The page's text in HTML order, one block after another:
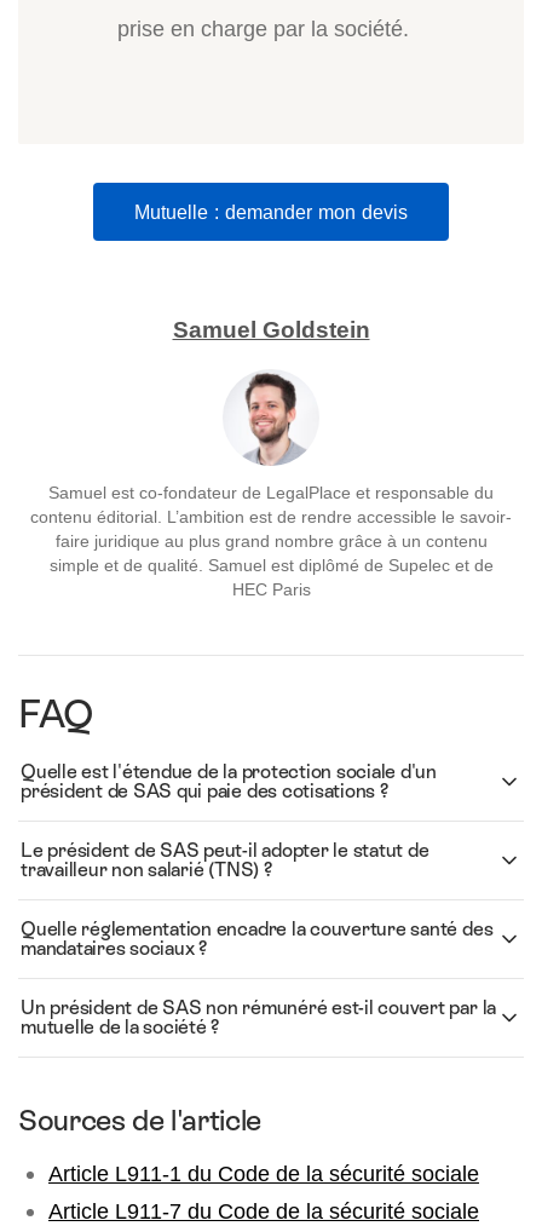
prise en charge par la société.
Mutuelle : demander mon devis
Samuel Goldstein
Samuel est co-fondateur de LegalPlace et responsable du
contenu éditorial. L’ambition est de rendre accessible le savoir-
faire juridique au plus grand nombre grâce à un contenu
simple et de qualité. Samuel est diplômé de Supelec et de
HEC Paris
FAQ
Quelle est l'étendue de la protection sociale d'un
président de SAS qui paie des cotisations ?
Le président de SAS peut-il adopter le statut de
travailleur non salarié (TNS) ?
Quelle réglementation encadre la couverture santé des
mandataires sociaux ?
Un président de SAS non rémunéré est-il couvert par la
mutuelle de la société ?
Sources de l'article
Article L911-1 du Code de la sécurité sociale
Article L911-7 du Code de la sécurité sociale